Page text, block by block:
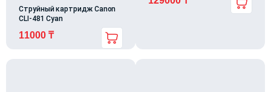
Струйный картридж Canon
CLI-481 Cyan
11000 ₸